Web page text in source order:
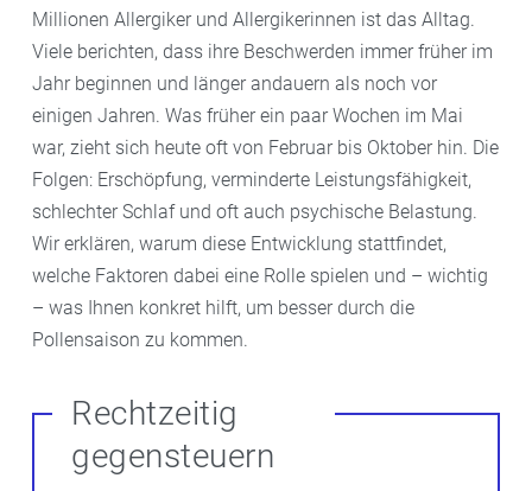
Millionen Allergiker und Allergikerinnen ist das Alltag.
Viele berichten, dass ihre Beschwerden immer früher im
Jahr beginnen und länger andauern als noch vor
einigen Jahren. Was früher ein paar Wochen im Mai
war, zieht sich heute oft von Februar bis Oktober hin. Die
Folgen: Erschöpfung, verminderte Leistungsfähigkeit,
schlechter Schlaf und oft auch psychische Belastung.
Wir erklären, warum diese Entwicklung stattfindet,
welche Faktoren dabei eine Rolle spielen und – wichtig
– was Ihnen konkret hilft, um besser durch die
Pollensaison zu kommen.
Rechtzeitig
gegensteuern